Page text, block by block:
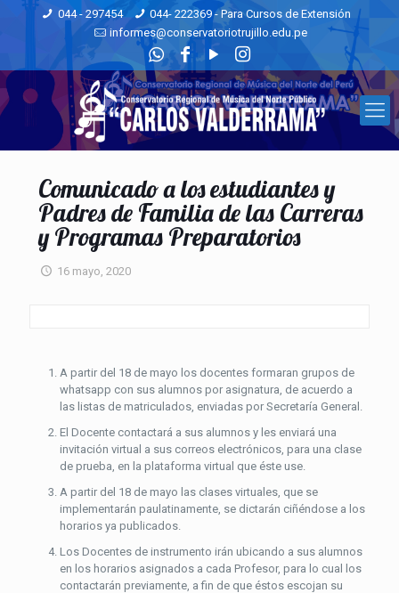
044 - 297454
044- 222369 - Para Cursos de Extensión
informes@conservatoriotrujillo.edu.pe
Comunicado a los estudiantes y
Padres de Familia de las Carreras
y Programas Preparatorios
16 mayo, 2020
A partir del 18 de mayo los docentes formaran grupos de
whatsapp con sus alumnos por asignatura, de acuerdo a
las listas de matriculados, enviadas por Secretaría General.
El Docente contactará a sus alumnos y les enviará una
invitación virtual a sus correos electrónicos, para una clase
de prueba, en la plataforma virtual que éste use.
A partir del 18 de mayo las clases virtuales, que se
implementarán paulatinamente, se dictarán ciñéndose a los
horarios ya publicados.
Los Docentes de instrumento irán ubicando a sus alumnos
en los horarios asignados a cada Profesor, para lo cual los
contactarán previamente, a fin de que éstos escojan su